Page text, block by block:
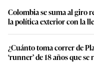
Colombia se suma al giro
la política exterior con la
¿Cuánto toma correr de
‘runner’ de 18 años que